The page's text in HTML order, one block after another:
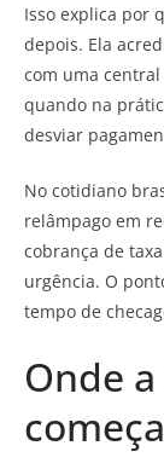
Isso explica por
depois. Ela
com uma
quando na
desviar
No cotidiano
relâmpago em
cobrança de
urgência. O
tempo de
Onde